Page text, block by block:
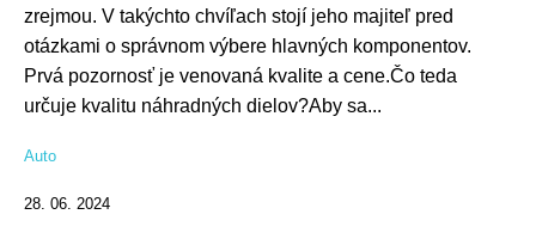
zrejmou. V takýchto chvíľach stojí jeho majiteľ pred
otázkami o správnom výbere hlavných komponentov.
Prvá pozornosť je venovaná kvalite a cene.Čo teda
určuje kvalitu náhradných dielov?Aby sa...
Auto
28. 06. 2024